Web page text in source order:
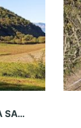
TRITONS: CAMPAMENTS DE SETMANA SANTA A LA GARROTXA- 28-31 DE MARÇ